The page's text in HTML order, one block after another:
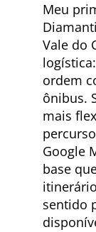
Meu
Vale do
ordem
ônibus.
mais
Google
base
sentido